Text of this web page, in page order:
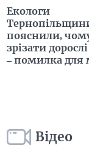
Екологи
пояснили,
зрізати
– помилка для
Відео